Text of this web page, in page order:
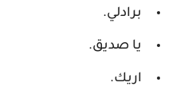
برادلي.
يا صديق.
اريك.